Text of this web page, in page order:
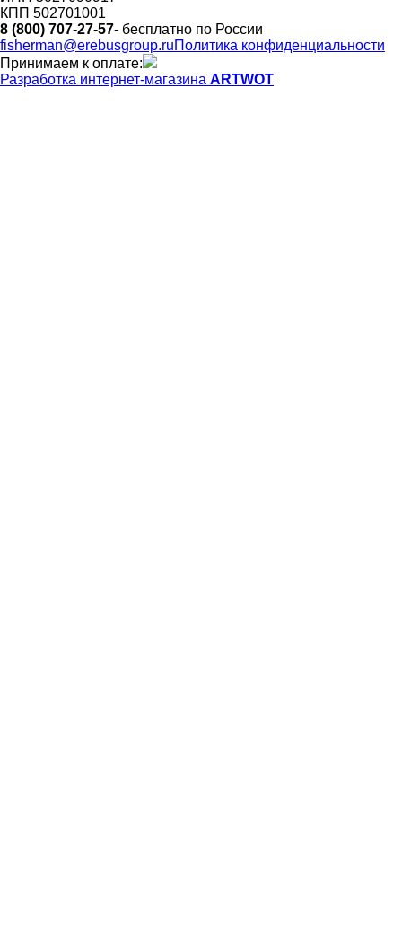
КПП 502701001
8 (800) 707-27-57- бесплатно по России
fisherman@erebusgroup.ruПолитика конфиденциальности
Принимаем к оплате:
Разработка интернет-магазина ARTWOT